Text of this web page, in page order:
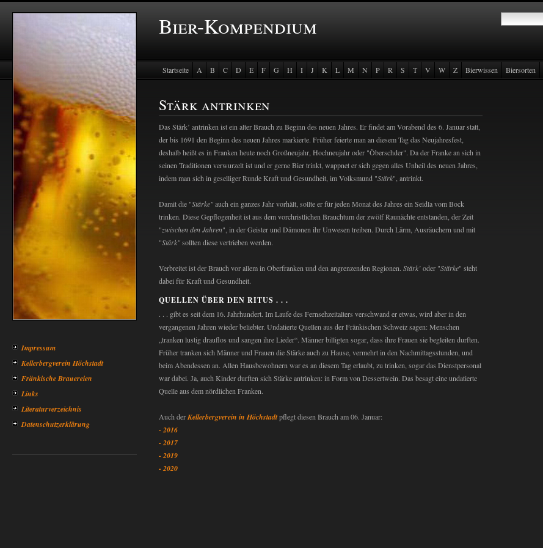
Bier-Kompendium
Impressum
Kellerbergverein Höchstadt
Fränkische Brauereien
Links
Literaturverzeichnis
Datenschutzerklärung
Startseite A B C D E F G H I J K L M N P R S T V W Z Bierwissen Biersorten
Stärk antrinken
Das Stärk’ antrinken ist ein alter Brauch zu Beginn des neuen Jahres. Er findet am Vorabend des 6. Januar statt,
der bis 1691 den Beginn des neuen Jahres markierte. Früher feierte man an diesem Tag das Neujahresfest,
deshalb heißt es in Franken heute noch Großneujahr, Hochneujahr oder "Öberschder". Da der Franke an sich in
seinen Traditionen verwurzelt ist und er gerne Bier trinkt, wappnet er sich gegen alles Unheil des neuen Jahres,
indem man sich in geselliger Runde Kraft und Gesundheit, im Volksmund "Stärk", antrinkt.
Damit die "Stärke"auch ein ganzes Jahr vorhält, sollte er für jeden Monat des Jahres ein Seidla vom Bock
trinken. Diese Gepflogenheit ist aus dem vorchristlichen Brauchtum der zwölf Raunächte entstanden, der Zeit
"zwischen den Jahren", in der Geister und Dämonen ihr Unwesen treiben. Durch Lärm, Ausräuchern und mit
"Stärk"sollten diese vertrieben werden.
Verbreitet ist der Brauch vor allem in Oberfranken und den angrenzenden Regionen. Stärk’oder "Stärke" steht
dabei für Kraft und Gesundheit.
QUELLEN ÜBER DEN RITUS . . .
. . . gibt es seit dem 16. Jahrhundert. Im Laufe des Fernsehzeitalters verschwand er etwas, wird aber in den
vergangenen Jahren wieder beliebter. Undatierte Quellen aus der Fränkischen Schweiz sagen: Menschen
„tranken lustig drauflos und sangen ihre Lieder“. Männer billigten sogar, dass ihre Frauen sie begleiten durften.
Früher tranken sich Männer und Frauen die Stärke auch zu Hause, vermehrt in den Nachmittagsstunden, und
beim Abendessen an. Allen Hausbewohnern war es an diesem Tag erlaubt, zu trinken, sogar das Dienstpersonal
war dabei. Ja, auch Kinder durften sich Stärke antrinken: in Form von Dessertwein. Das besagt eine undatierte
Quelle aus dem nördlichen Franken.
Auch derKellerbergverein in Höchstadtpflegt diesen Brauch am 06. Januar:
- 2016
- 2017
- 2019
- 2020